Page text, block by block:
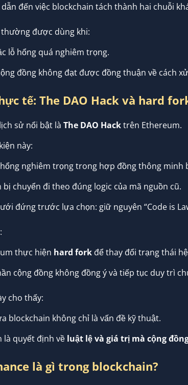
dẫn đến việc blockchain tách thành hai chuỗi
được dùng khi:
lỗ hổng quá nghiêm trọng.
đồng không đạt được đồng thuận về cách
tế: The DAO Hack và hard
sử nổi bật là The DAO Hacktrên Ethereum.
này:
nghiêm trọng trong hợp đồng thông minh
bị chuyển đi theo đúng logic của mã nguồn cũ.
đứng trước lựa chọn: giữ nguyên “Code is
thực hiện hard fork để thay đổi trạng thái
cộng đồng không đồng ý và tiếp tục duy trì
cho thấy:
blockchain không chỉ là vấn đề kỹ thuật.
là quyết định về luật lệ và giá trị mà cộng
là gì trong blockchain?